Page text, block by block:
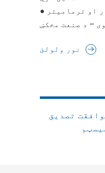
● د وینې فشار او ترمامیتر EU MDR تصویب
– د صنعت مخکښ
نور ولولئ
تصدیق